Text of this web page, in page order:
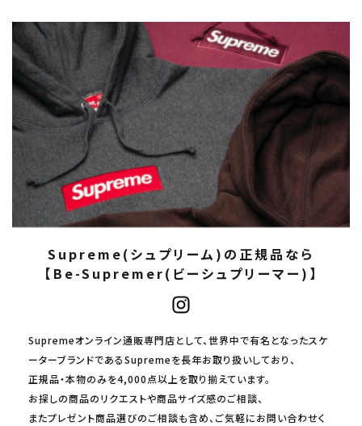
Supreme(シュプリーム)の正規品なら
【Be-Supremer(ビーシュプリーマー)】
Supremeオンライン通販専門店として、世界中で有名となったスケ
ーターブランドであるSupremeを長年お取り扱いしており、
正規品・本物のみを4,000点以上を取り揃えています。
お探しの商品のリクエストや商品サイズ感のご相談、
またプレゼント商品選びのご相談も含め、ご気軽にお問い合わせく